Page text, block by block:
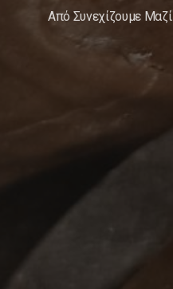
Από Συνεχίζουμε Μαζί